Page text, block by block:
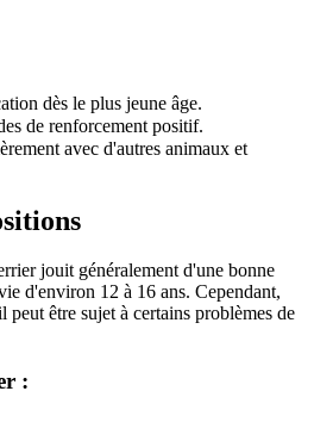
dès le plus jeune âge.
de renforcement positif.
avec d'autres animaux et
jouit généralement d'une bonne
d'environ 12 à 16 ans. Cependant,
peut être sujet à certains problèmes de
: